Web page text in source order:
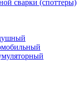
сварки (споттеры)